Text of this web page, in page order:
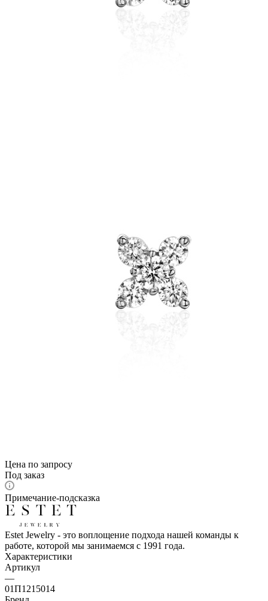
Цена по запросу
Под заказ
Примечание-подсказка
Estet Jewelry - это воплощение подхода нашей команды к
работе, которой мы занимаемся с 1991 года.
Характеристики
Артикул
—
01П1215014